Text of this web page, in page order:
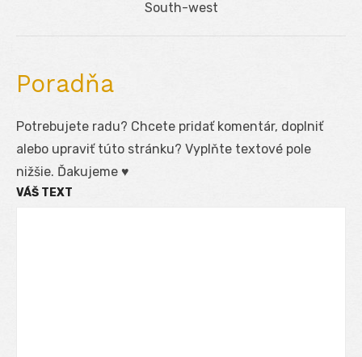
Next
South-west
Poradňa
Potrebujete radu? Chcete pridať komentár, doplniť
alebo upraviť túto stránku? Vyplňte textové pole
nižšie. Ďakujeme ♥
VÁŠ TEXT